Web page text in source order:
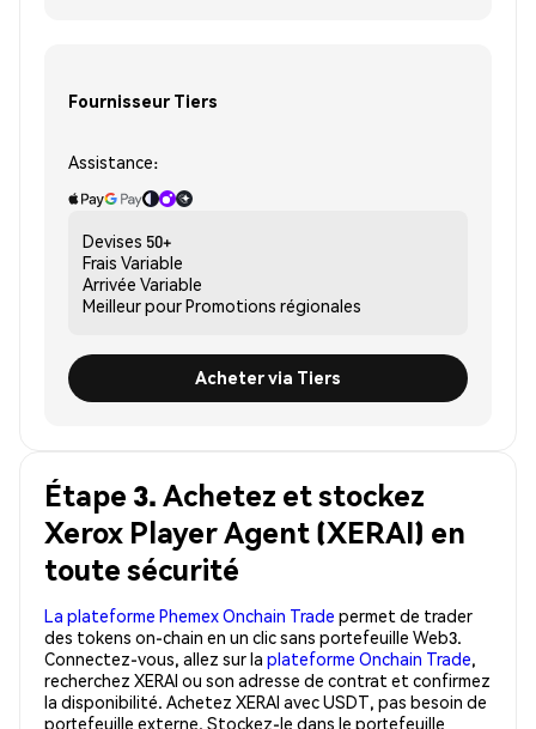
Fournisseur Tiers
Assistance:
Devises 50+
Frais Variable
Arrivée Variable
Meilleur pourPromotions régionales
Acheter via Tiers
Étape 3. Achetez et stockez
Xerox Player Agent (XERAI) en
toute sécurité
La plateforme Phemex Onchain Trade permet de trader
des tokens on-chain en un clic sans portefeuille Web3.
Connectez-vous, allez sur la plateforme Onchain Trade,
recherchez XERAI ou son adresse de contrat et confirmez
la disponibilité. Achetez XERAI avec USDT, pas besoin de
portefeuille externe. Stockez-le dans le portefeuille